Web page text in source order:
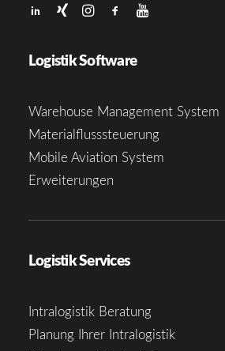
Logistik Software
Warehouse Management System
Materialflusssteuerung
Mobile Aviation System
Erweiterungen
Logistik Services
Intralogistik Beratung
Planung Ihrer Intralogistik